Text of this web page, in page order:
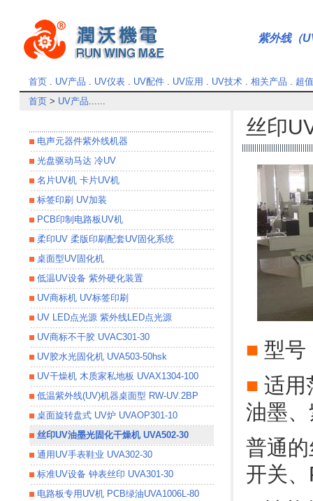
紫外线（
首页. UV产品 . UV仪表. UV配件. UV应用 . UV技术. 相关产品 . 超
首页> UV产品......
电声元器件紫外线机器
光盘驱动马达 冷UV
名片UV机 卡片UV机
标签印刷 UV加装
PCB印制电路板UV机
柔印UV 柔版印刷配套UV固化系统
桌面型UV固化机
低温UV设备 紫外硬化装置
UV商标机 UV标签印刷
UV LED点光源 紫外线LED点光源
UV商标不干胶 UVAC301-30
UV胶水光固化机 UVA503-50hsk
UV干燥机 木质家私地板 UVAX1304-100
低温紫外线(UV)机器桌面型 RW-UV.2BP
桌面旋转盘式 UV炉 UVAOP301-10
丝印UV油墨光固化干燥机 UVA502-30
通用UV手表鞋业 UVA302-30
标准UV设备 钟表丝印 UVA301-30
电路板专用UV机 PCB绿油UVA1006L-80
丝印
■ 型号
■ 适用
油墨
普通
开关